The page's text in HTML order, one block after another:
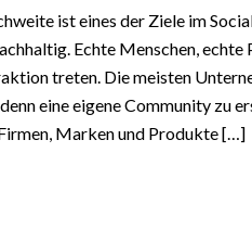
ist eines der Ziele im
Echte Menschen,
treten. Die meisten
eine eigene Community zu
Marken und Produkte […]